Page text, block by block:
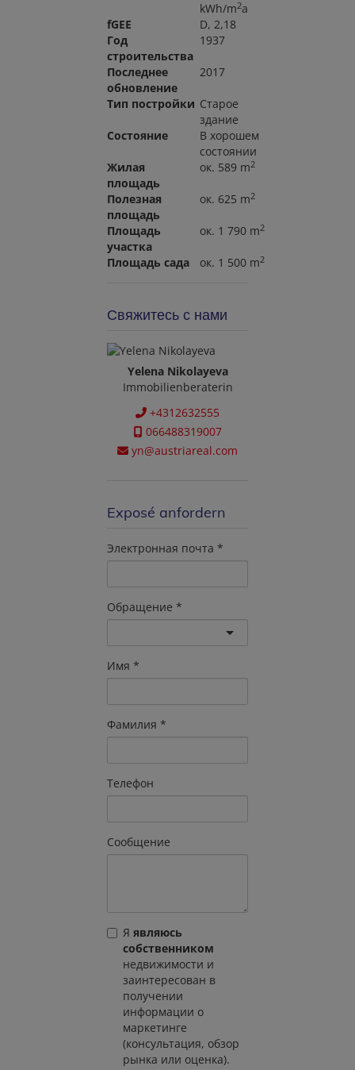
kWh/m2a
fGEE
D, 2,18
Год
строительства
1937
Последнее
обновление
2017
Тип постройки Старое
здание
Состояние
В хорошем
состоянии
Жилая
площадь
ок. 589 m2
Полезная
площадь
ок. 625 m2
Площадь
участка
ок. 1 790 m2
Площадь сада ок. 1 500 m2
Свяжитесь с нами
Yelena Nikolayeva
Immobilienberaterin
+4312632555
066488319007
yn@austriareal.com
Exposé anfordern
Электронная почта
Обращение
Имя
Фамилия
Телефон
Сообщение
Я являюсь
собственником
недвижимости и
заинтересован в
получении
информации о
маркетинге
(консультация, обзор
рынка или оценка).